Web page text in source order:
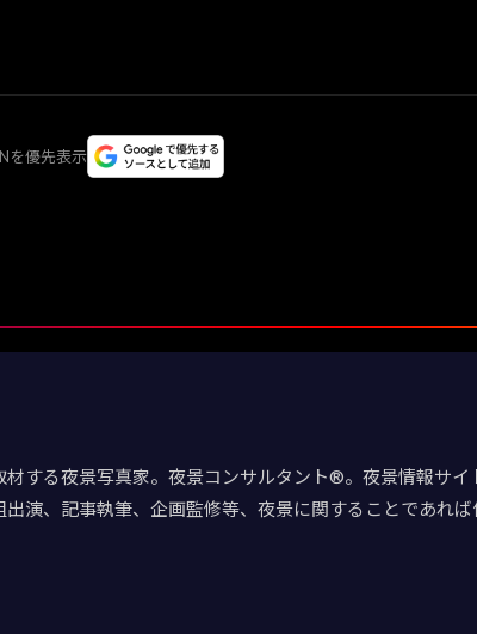
を優先表示
する夜景写真家。夜景コンサルタント®。夜景情報サ
演、記事執筆、企画監修等、夜景に関することであれば